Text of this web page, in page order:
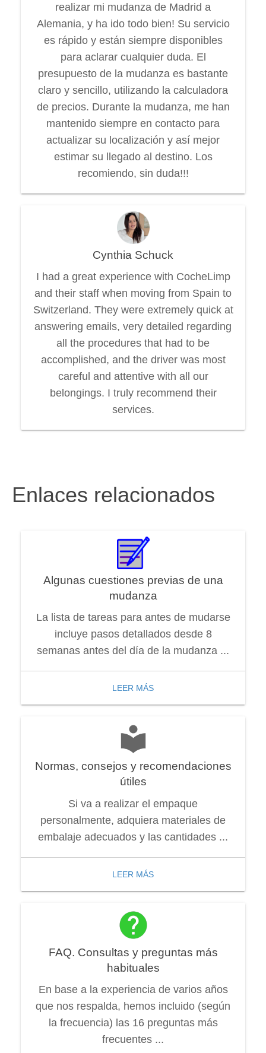
realizar mi mudanza de Madrid a
Alemania, y ha ido todo bien! Su servicio
es rápido y están siempre disponibles
para aclarar cualquier duda. El
presupuesto de la mudanza es bastante
claro y sencillo, utilizando la calculadora
de precios. Durante la mudanza, me han
mantenido siempre en contacto para
actualizar su localización y así mejor
estimar su llegado al destino. Los
recomiendo, sin duda!!!
Cynthia Schuck
I had a great experience with CocheLimp
and their staff when moving from Spain to
Switzerland. They were extremely quick at
answering emails, very detailed regarding
all the procedures that had to be
accomplished, and the driver was most
careful and attentive with all our
belongings. I truly recommend their
services.
Enlaces relacionados
Algunas cuestiones previas de una
mudanza
La lista de tareas para antes de mudarse
incluye pasos detallados desde 8
semanas antes del día de la mudanza ...
LEER MÁS
Normas, consejos y recomendaciones
útiles
Si va a realizar el empaque
personalmente, adquiera materiales de
embalaje adecuados y las cantidades ...
LEER MÁS
FAQ. Consultas y preguntas más
habituales
En base a la experiencia de varios años
que nos respalda, hemos incluido (según
la frecuencia) las 16 preguntas más
frecuentes ...